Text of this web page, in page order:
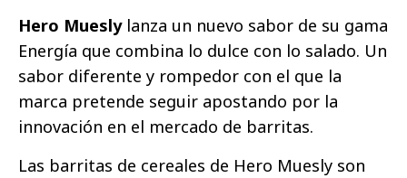
Hero Mueslylanza un nuevo sabor de su gama
Energía que combina lo dulce con lo salado. Un
sabor diferente y rompedor con el que la
marca pretende seguir apostando por la
innovación en el mercado de barritas.
Las barritas de cereales de Hero Muesly son